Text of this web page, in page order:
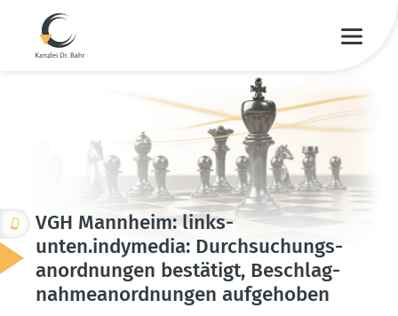
VGH Mannheim: links­
unten.indymedia: Durch­su­chungs­
an­ord­nungen bestätigt, Beschlag­
nah­me­an­ord­nungen aufge­hoben